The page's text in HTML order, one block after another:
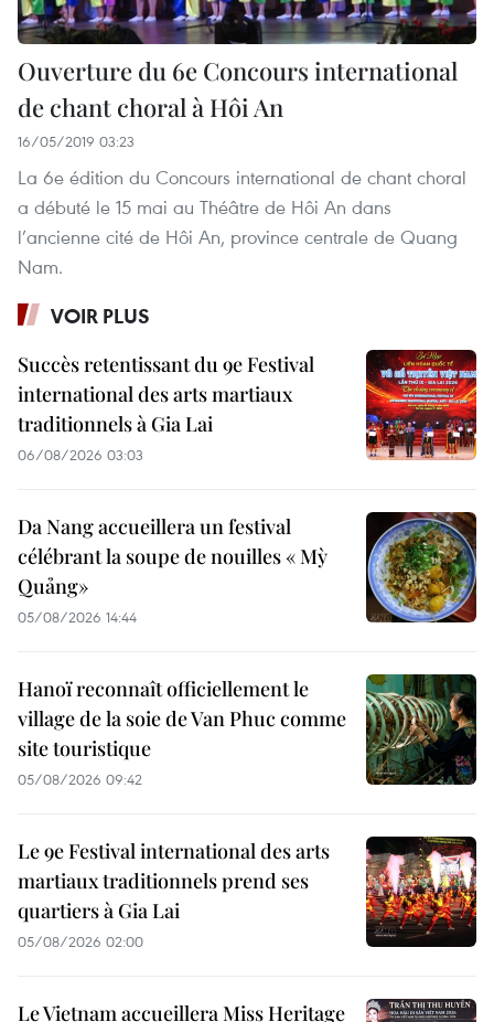
Ouverture du 6e Concours international
de chant choral à Hôi An
16/05/2019 03:23
La 6e édition du Concours international de chant choral
a débuté le 15 mai au Théâtre de Hôi An dans
l’ancienne cité de Hôi An, province centrale de Quang
Nam.
VOIR PLUS
Succès retentissant du 9e Festival
international des arts martiaux
traditionnels à Gia Lai
06/08/2026 03:03
Da Nang accueillera un festival
célébrant la soupe de nouilles « Mỳ
Quảng»
05/08/2026 14:44
Hanoï reconnaît officiellement le
village de la soie de Van Phuc comme
site touristique
05/08/2026 09:42
Le 9e Festival international des arts
martiaux traditionnels prend ses
quartiers à Gia Lai
05/08/2026 02:00
Le Vietnam accueillera Miss Heritage